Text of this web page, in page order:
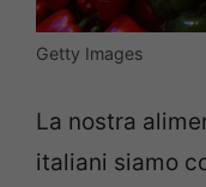
Getty Images
La nostra
italiani siamo